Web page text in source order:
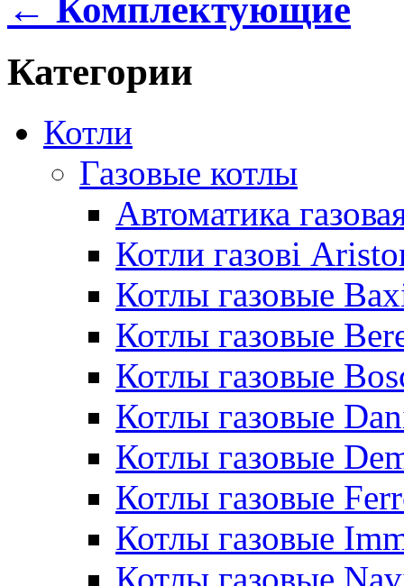
← Комплектующие
Категории
Котли
Газовые котлы
Автоматика
Котли газові
Котлы газовые
Котлы газовые
Котлы газовые
Котлы газовые
Котлы газовые
Котлы газовые
Котлы газовые
Котлы газовые